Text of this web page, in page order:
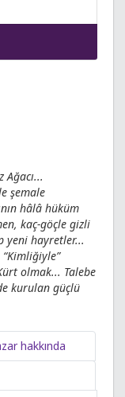
Ağacı...
şemale
hâlâ hüküm
kaç-göçle gizli
yeni hayretler...
olmak... Talebe
kurulan güçlü
hakkında